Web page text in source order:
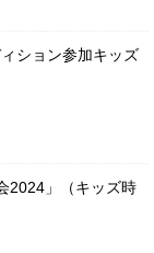
ション参加キッズ
2024」（キッズ時